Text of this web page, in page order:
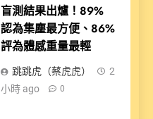
盲測結果出爐！89%
認為集塵最方便、86%
評為體感重量最輕
跳跳虎（蔡虎虎）
2
小時 ago
0